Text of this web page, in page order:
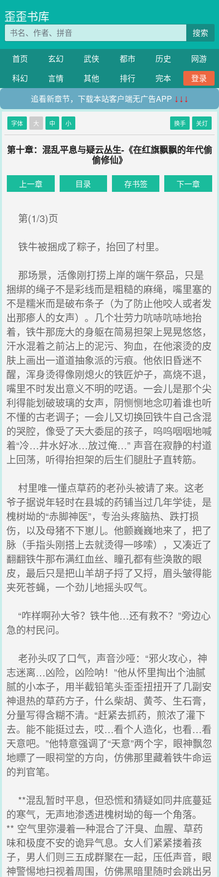
歪歪书库
搜索
首页 玄幻 武侠 都市 历史
网游
科幻
言情 其他 排行 完本
登录
追看新章节，下载本站客户端无广告APP ↓↓↓
字体 大 中 小 换手 关灯
第十章：混乱平息与疑云丛生-《在红旗飘飘的年代偷
偷修仙》
上一章 目录 存书签 下一章
第(1/3)页
铁牛被捆成了粽子，抬回了村里。
那场景，活像刚打捞上岸的端午祭品，只是
捆绑的绳子不是彩线而是粗糙的麻绳，嘴里塞的
不是糯米而是破布条子（为了防止他咬人或者发
出那瘆人的女声）。几个壮劳力吭哧吭哧地抬
着，铁牛那庞大的身躯在简易担架上晃晃悠悠，
汗水混着之前沾上的泥污、狗血，在他滚烫的皮
肤上画出一道道抽象派的污痕。他依旧昏迷不
醒，浑身烫得像刚熄火的铁匠炉子，高烧不退，
嘴里不时发出意义不明的呓语。一会儿是那个尖
利得能划破玻璃的女声，阴恻恻地念叨着谁也听
不懂的古老调子；一会儿又切换回铁牛自己含混
的哭腔，像受了天大委屈的孩子，呜呜咽咽地喊
着“冷…井水好冰…放过俺…” 声音在寂静的村道
上回荡，听得抬担架的后生们腿肚子直转筋。
村里唯一懂点草药的老孙头被请了来。这老
爷子据说年轻时在县城的药铺当过几年学徒，是
槐树坳的“赤脚神医”，专治头疼脑热、跌打损
伤，以及母猪不下崽儿。他颤巍巍地来了，把了
脉（手指头刚搭上去就烫得一哆嗦），又凑近了
翻翻铁牛那布满红血丝、瞳孔都有些涣散的眼
皮，最后只是把山羊胡子捋了又捋，眉头皱得能
夹死苍蝇，一个劲儿地摇头叹气。
“咋样啊孙大爷？铁牛他…还有救不？”旁边心
急的村民问。
老孙头叹了口气，声音沙哑：“邪火攻心，神
志迷离…凶险，凶险呐！”他从怀里掏出个油腻
腻的小本子，用半截铅笔头歪歪扭扭开了几副安
神退热的草药方子，什么柴胡、黄芩、生石膏，
分量写得含糊不清。“赶紧去抓药，煎浓了灌下
去。能不能挺过去，哎…看个人造化，也看…看
天意吧。”他特意强调了“天意”两个字，眼神飘忽
地瞟了一眼祠堂的方向，仿佛那里藏着铁牛命运
的判官笔。
**混乱暂时平息，但恐慌和猜疑如同井底蔓延
的寒气，无声地渗透进槐树坳的每一个角落。
** 空气里弥漫着一种混合了汗臭、血腥、草药
味和极度不安的诡异气息。女人们紧紧搂着孩
子，男人们则三五成群聚在一起，压低声音，眼
神警惕地扫视着周围，仿佛黑暗里随时会跳出另